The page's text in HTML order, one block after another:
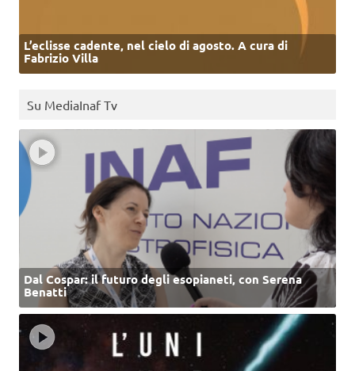
L’eclisse cadente, nel cielo di agosto. A cura di
Fabrizio Villa
Su MediaInaf Tv
Dal Cospar: il futuro degli esopianeti, con Serena
Benatti